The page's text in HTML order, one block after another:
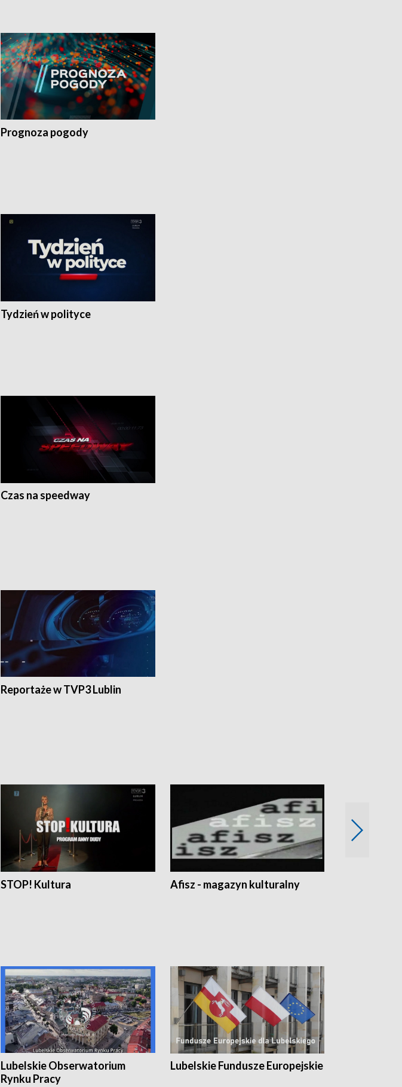
Prognoza pogody
Tydzień w polityce
Czas na speedway
Reportaże w TVP3 Lublin
STOP! Kultura Afisz - magazyn kulturalny
Lubelskie Obserwatorium
Rynku Pracy
Lubelskie Fundusze Europejskie